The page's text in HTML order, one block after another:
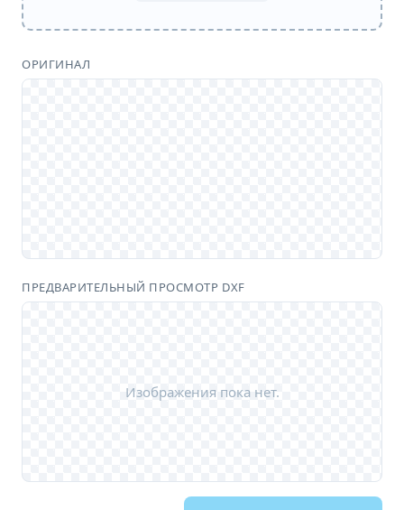
ОРИГИНАЛ
ПРЕДВАРИТЕЛЬНЫЙ ПРОСМОТР DXF
Изображения пока нет.